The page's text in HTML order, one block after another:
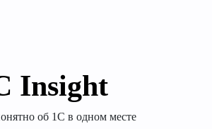
Insight
об 1С в одном месте